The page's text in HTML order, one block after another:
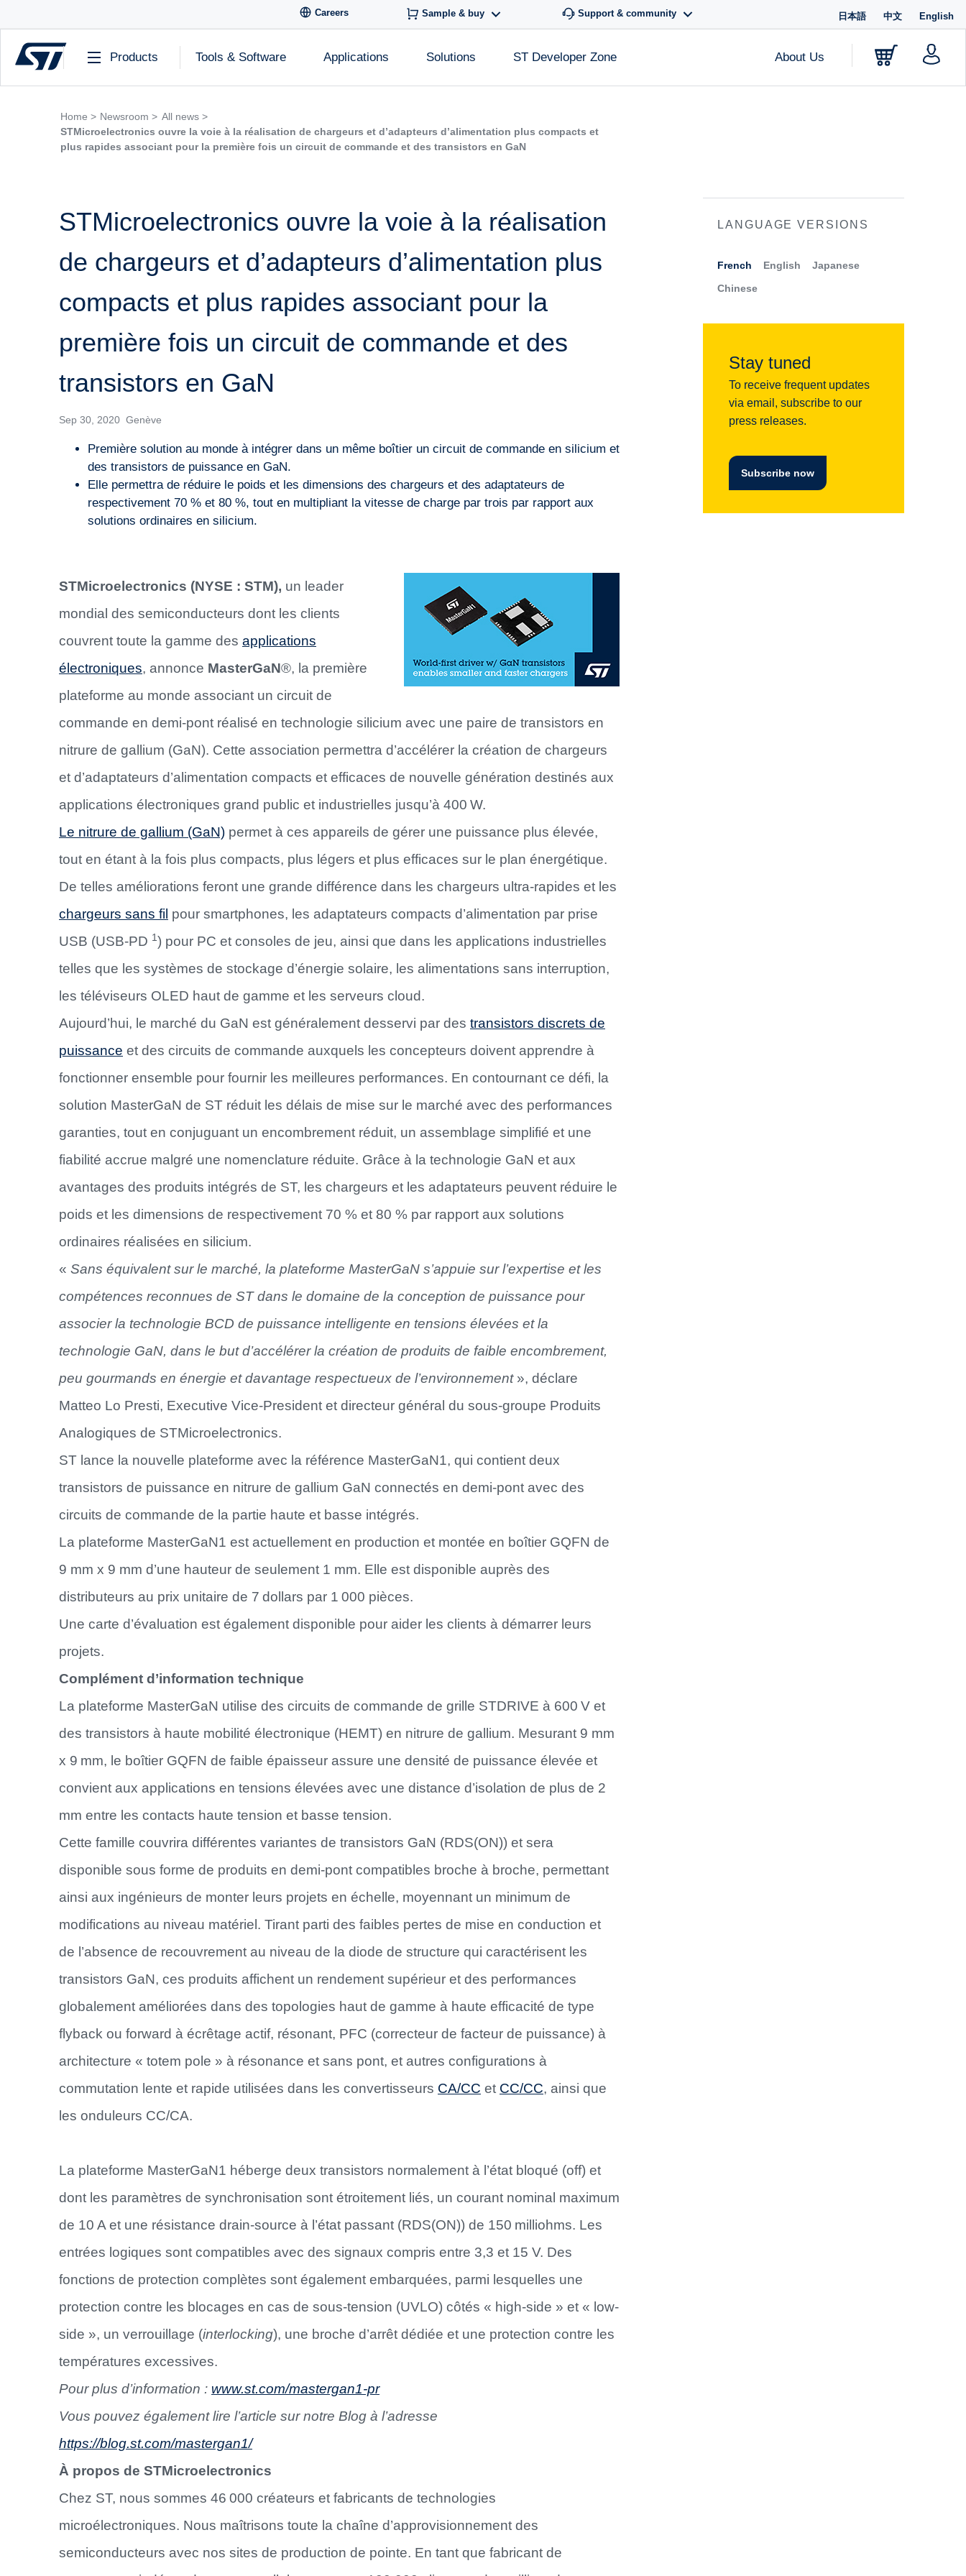
Careers Sample & buy Support & community 日本語 中文 English
Products Tools & Software Applications Solutions ST Developer Zone About Us
Home > Newsroom > All news >
STMicroelectronics ouvre la voie à la réalisation de chargeurs et d’adapteurs d’alimentation plus compacts et
plus rapides associant pour la première fois un circuit de commande et des transistors en GaN
STMicroelectronics ouvre la voie à la réalisation
de chargeurs et d’adapteurs d’alimentation plus
compacts et plus rapides associant pour la
première fois un circuit de commande et des
transistors en GaN
Sep 30, 2020 Genève
Première solution au monde à intégrer dans un même boîtier un circuit de commande en silicium et
des transistors de puissance en GaN.
Elle permettra de réduire le poids et les dimensions des chargeurs et des adaptateurs de
respectivement 70 % et 80 %, tout en multipliant la vitesse de charge par trois par rapport aux
solutions ordinaires en silicium.
STMicroelectronics (NYSE : STM), un leader
mondial des semiconducteurs dont les clients
couvrent toute la gamme des applications
électroniques, annonce MasterGaN®, la première
plateforme au monde associant un circuit de
commande en demi-pont réalisé en technologie silicium avec une paire de transistors en
nitrure de gallium (GaN). Cette association permettra d’accélérer la création de chargeurs
et d’adaptateurs d’alimentation compacts et efficaces de nouvelle génération destinés aux
applications électroniques grand public et industrielles jusqu’à 400 W.
Le nitrure de gallium (GaN) permet à ces appareils de gérer une puissance plus élevée,
tout en étant à la fois plus compacts, plus légers et plus efficaces sur le plan énergétique.
De telles améliorations feront une grande différence dans les chargeurs ultra-rapides et les
chargeurs sans fil pour smartphones, les adaptateurs compacts d’alimentation par prise
USB (USB-PD 1) pour PC et consoles de jeu, ainsi que dans les applications industrielles
telles que les systèmes de stockage d’énergie solaire, les alimentations sans interruption,
les téléviseurs OLED haut de gamme et les serveurs cloud.
Aujourd’hui, le marché du GaN est généralement desservi par des transistors discrets de
puissance et des circuits de commande auxquels les concepteurs doivent apprendre à
fonctionner ensemble pour fournir les meilleures performances. En contournant ce défi, la
solution MasterGaN de ST réduit les délais de mise sur le marché avec des performances
garanties, tout en conjuguant un encombrement réduit, un assemblage simplifié et une
fiabilité accrue malgré une nomenclature réduite. Grâce à la technologie GaN et aux
avantages des produits intégrés de ST, les chargeurs et les adaptateurs peuvent réduire le
poids et les dimensions de respectivement 70 % et 80 % par rapport aux solutions
ordinaires réalisées en silicium.
« Sans équivalent sur le marché, la plateforme MasterGaN s’appuie sur l’expertise et les
compétences reconnues de ST dans le domaine de la conception de puissance pour
associer la technologie BCD de puissance intelligente en tensions élevées et la
technologie GaN, dans le but d’accélérer la création de produits de faible encombrement,
peu gourmands en énergie et davantage respectueux de l’environnement», déclare
Matteo Lo Presti, Executive Vice-President et directeur général du sous-groupe Produits
Analogiques de STMicroelectronics.
ST lance la nouvelle plateforme avec la référence MasterGaN1, qui contient deux
transistors de puissance en nitrure de gallium GaN connectés en demi-pont avec des
circuits de commande de la partie haute et basse intégrés.
La plateforme MasterGaN1 est actuellement en production et montée en boîtier GQFN de
9 mm x 9 mm d’une hauteur de seulement 1 mm. Elle est disponible auprès des
distributeurs au prix unitaire de 7 dollars par 1 000 pièces.
Une carte d’évaluation est également disponible pour aider les clients à démarrer leurs
projets.
Complément d’information technique
La plateforme MasterGaN utilise des circuits de commande de grille STDRIVE à 600 V et
des transistors à haute mobilité électronique (HEMT) en nitrure de gallium. Mesurant 9 mm
x 9 mm, le boîtier GQFN de faible épaisseur assure une densité de puissance élevée et
convient aux applications en tensions élevées avec une distance d’isolation de plus de 2
mm entre les contacts haute tension et basse tension.
Cette famille couvrira différentes variantes de transistors GaN (RDS(ON)) et sera
disponible sous forme de produits en demi-pont compatibles broche à broche, permettant
ainsi aux ingénieurs de monter leurs projets en échelle, moyennant un minimum de
modifications au niveau matériel. Tirant parti des faibles pertes de mise en conduction et
de l’absence de recouvrement au niveau de la diode de structure qui caractérisent les
transistors GaN, ces produits affichent un rendement supérieur et des performances
globalement améliorées dans des topologies haut de gamme à haute efficacité de type
flyback ou forward à écrêtage actif, résonant, PFC (correcteur de facteur de puissance) à
architecture « totem pole » à résonance et sans pont, et autres configurations à
commutation lente et rapide utilisées dans les convertisseurs CA/CC et CC/CC, ainsi que
les onduleurs CC/CA.
La plateforme MasterGaN1 héberge deux transistors normalement à l’état bloqué (off) et
dont les paramètres de synchronisation sont étroitement liés, un courant nominal maximum
de 10 A et une résistance drain-source à l’état passant (RDS(ON)) de 150 milliohms. Les
entrées logiques sont compatibles avec des signaux compris entre 3,3 et 15 V. Des
fonctions de protection complètes sont également embarquées, parmi lesquelles une
protection contre les blocages en cas de sous-tension (UVLO) côtés « high-side » et « low-
side », un verrouillage (interlocking), une broche d’arrêt dédiée et une protection contre les
températures excessives.
Pour plus d’information : www.st.com/mastergan1-pr
Vous pouvez également lire l’article sur notre Blog à l’adresse
https://blog.st.com/mastergan1/
À propos de STMicroelectronics
Chez ST, nous sommes 46 000 créateurs et fabricants de technologies
microélectroniques. Nous maîtrisons toute la chaîne d’approvisionnement des
semiconducteurs avec nos sites de production de pointe. En tant que fabricant de
LANGUAGE VERSIONS
French English
Japanese
Chinese
Stay tuned
To receive frequent updates
via email, subscribe to our
press releases.
Subscribe now